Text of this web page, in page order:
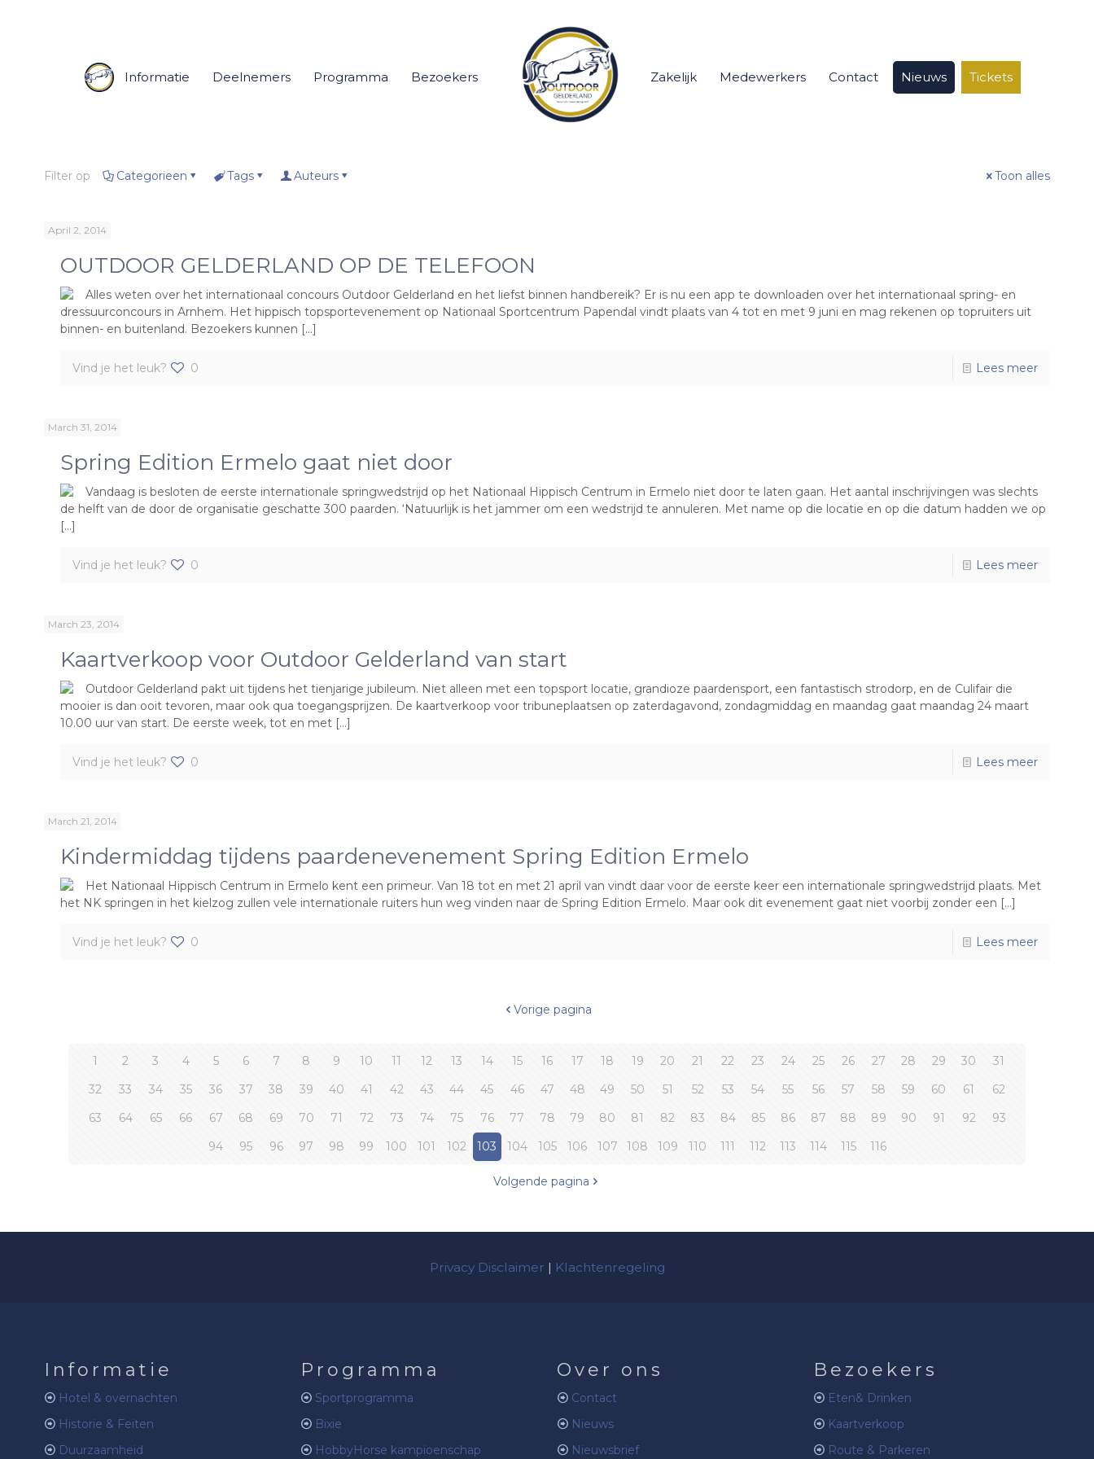
Informatie Deelnemers Programma Bezoekers Zakelijk Medewerkers Contact Nieuws Tickets
Filter op Categorieen Tags Auteurs Toon alles
April 2, 2014
OUTDOOR GELDERLAND OP DE TELEFOON
Alles weten over het internationaal concours Outdoor Gelderland en het liefst binnen handbereik? Er is nu een app te downloaden over het internationaal spring- en
dressuurconcours in Arnhem. Het hippisch topsportevenement op Nationaal Sportcentrum Papendal vindt plaats van 4 tot en met 9 juni en mag rekenen op topruiters uit
binnen- en buitenland. Bezoekers kunnen […]
Vind je het leuk? 0 Lees meer
March 31, 2014
Spring Edition Ermelo gaat niet door
Vandaag is besloten de eerste internationale springwedstrijd op het Nationaal Hippisch Centrum in Ermelo niet door te laten gaan. Het aantal inschrijvingen was slechts
de helft van de door de organisatie geschatte 300 paarden. ‘Natuurlijk is het jammer om een wedstrijd te annuleren. Met name op die locatie en op die datum hadden we op
[…]
Vind je het leuk? 0 Lees meer
March 23, 2014
Kaartverkoop voor Outdoor Gelderland van start
Outdoor Gelderland pakt uit tijdens het tienjarige jubileum. Niet alleen met een topsport locatie, grandioze paardensport, een fantastisch strodorp, en de Culifair die
mooier is dan ooit tevoren, maar ook qua toegangsprijzen. De kaartverkoop voor tribuneplaatsen op zaterdagavond, zondagmiddag en maandag gaat maandag 24 maart
10.00 uur van start. De eerste week, tot en met […]
Vind je het leuk? 0 Lees meer
March 21, 2014
Kindermiddag tijdens paardenevenement Spring Edition Ermelo
Het Nationaal Hippisch Centrum in Ermelo kent een primeur. Van 18 tot en met 21 april van vindt daar voor de eerste keer een internationale springwedstrijd plaats. Met
het NK springen in het kielzog zullen vele internationale ruiters hun weg vinden naar de Spring Edition Ermelo. Maar ook dit evenement gaat niet voorbij zonder een […]
Vind je het leuk? 0 Lees meer
Vorige pagina
1 2 3 4 5 6 7 8 9 10 11 12 13 14 15 16 17 18 19 20 21 22 23 24 25 26 27 28 29 30
31
32
33 34 35 36 37 38 39 40 41 42 43 44 45 46 47 48 49 50 51 52 53 54 55 56 57 58 59 60 61
62
63
64 65 66 67 68 69 70 71 72 73 74 75 76 77 78 79 80 81 82 83 84 85 86 87 88 89 90 91 92
93
94
95 96 97 98 99 100 101 102 103 104 105 106 107 108 109 110 111 112 113 114 115 116
Volgende pagina
Privacy Disclaimer | Klachtenregeling
Informatie
Hotel & overnachten
Historie & Feiten
Duurzaamheid
Programma
Sportprogramma
Bixie
HobbyHorse kampioenschap
Over ons
Contact
Nieuws
Nieuwsbrief
Bezoekers
Eten& Drinken
Kaartverkoop
Route & Parkeren